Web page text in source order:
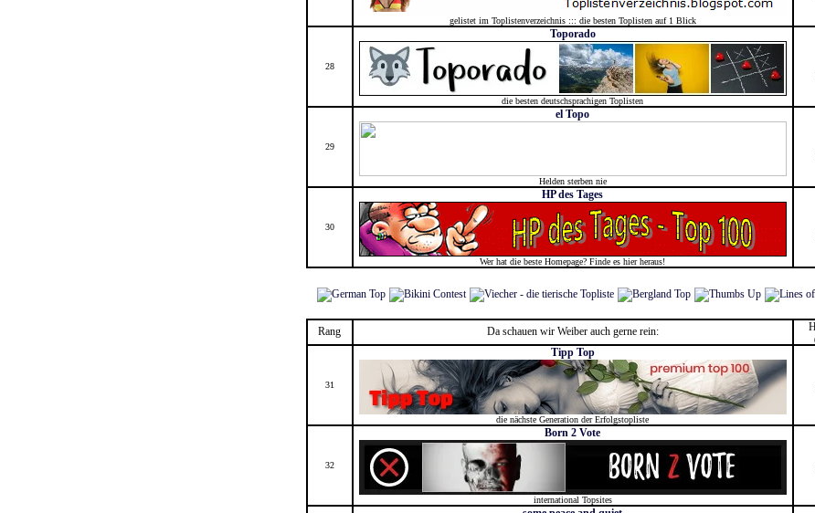
gelistet im Toplistenverzeichnis ::: die besten Toplisten auf 1 Blick
28
Toporado
die besten deutschsprachigen Toplisten
29
el Topo
Helden sterben nie
30
HP des Tages
Wer hat die beste Homepage? Finde es hier heraus!
Rang Da schauen wir Weiber auch gerne rein:
31
Tipp Top
die nächste Generation der Erfolgstopliste
32
Born 2 Vote
international Topsites